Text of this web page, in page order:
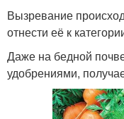
Вызревание
отнести её к
Даже на бедной
удобрениями,